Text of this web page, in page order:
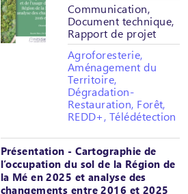
Communication,
Document technique,
Rapport de projet
Agroforesterie,
Aménagement du
Territoire,
Dégradation-
Restauration, Forêt,
REDD+, Télédétection
Présentation - Cartographie de
l’occupation du sol de la Région de
la Mé en 2025 et analyse des
changements entre 2016 et 2025